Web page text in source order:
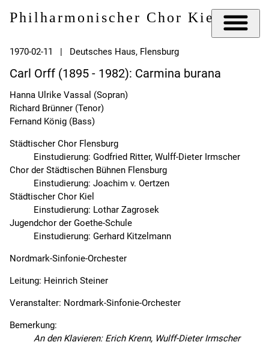
Philharmonischer Chor Kiel e.V.
1970-02-11 | Deutsches Haus, Flensburg
Carl Orff (1895 - 1982): Carmina burana
Hanna Ulrike Vassal (Sopran)
Richard Brünner (Tenor)
Fernand König (Bass)
Städtischer Chor Flensburg
Einstudierung: Godfried Ritter, Wulff-Dieter Irmscher
Chor der Städtischen Bühnen Flensburg
Einstudierung: Joachim v. Oertzen
Städtischer Chor Kiel
Einstudierung: Lothar Zagrosek
Jugendchor der Goethe-Schule
Einstudierung: Gerhard Kitzelmann
Nordmark-Sinfonie-Orchester
Leitung: Heinrich Steiner
Veranstalter: Nordmark-Sinfonie-Orchester
Bemerkung:
An den Klavieren: Erich Krenn, Wulff-Dieter Irmscher